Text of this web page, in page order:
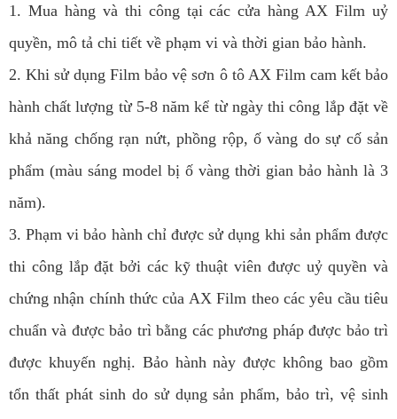
1. Mua hàng và thi công tại các cửa hàng AX Film uỷ
quyền, mô tả chi tiết về phạm vi và thời gian bảo hành.
2. Khi sử dụng Film bảo vệ sơn ô tô AX Film cam kết bảo
hành chất lượng từ 5-8 năm kể từ ngày thi công lắp đặt về
khả năng chống rạn nứt, phồng rộp, ố vàng do sự cố sản
phẩm (màu sáng model bị ố vàng thời gian bảo hành là 3
năm).
3. Phạm vi bảo hành chỉ được sử dụng khi sản phẩm được
thi công lắp đặt bởi các kỹ thuật viên được uỷ quyền và
chứng nhận chính thức của AX Film theo các yêu cầu tiêu
chuẩn và được bảo trì bằng các phương pháp được bảo trì
được khuyến nghị. Bảo hành này được không bao gồm
tổn thất phát sinh do sử dụng sản phẩm, bảo trì, vệ sinh